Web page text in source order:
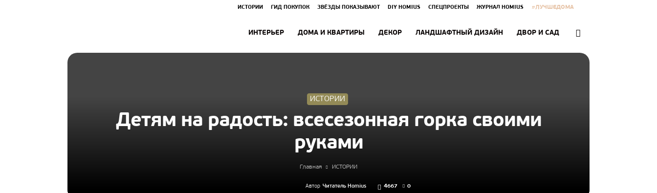
ИСТОРИИ ГИД ПОКУПОК ЗВЁЗДЫ ПОКАЗЫВАЮТ DIY HOMIUS СПЕЦПРОЕКТЫ ЖУРНАЛ HOMIUS #ЛУЧШЕДОМА
ИНТЕРЬЕР ДОМА И КВАРТИРЫ ДЕКОР ЛАНДШАФТНЫЙ ДИЗАЙН ДВОР И САД
ИСТОРИИ
Детям на радость: всесезонная горка своими
руками
Главная ИСТОРИИ
Автор Читатель Homius 4667 0